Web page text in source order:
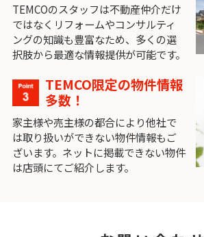
TEMCOのスタッフは不動産仲介だけ
ではなくリフォームやコンサルティ
ングの知識も豊富なため、多くの選
択肢から最適な情報提供が可能です。
TEMCO限定の物件情報
多数！
家主様や売主様の都合により他社で
は取り扱いができない物件情報もご
ざいます。ネットに掲載できない物件
は店頭にてご紹介します。